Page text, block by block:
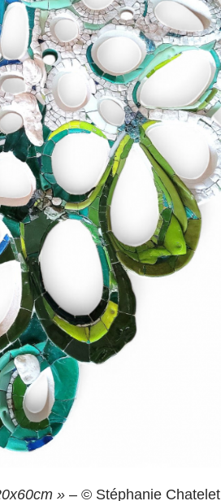
»– © Stéphanie Chatelet